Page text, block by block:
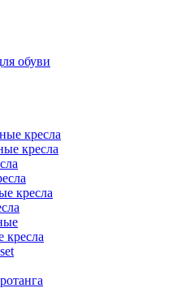
обуви
кресла
кресла
кресла
кресла